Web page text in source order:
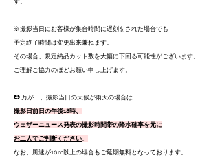
す。
※撮影当日にお客様が集合時間に遅刻をされた場合でも
予定終了時間は変更出来兼ねます。
その場合、規定納品カット数を大幅に下回る可能性がございます。
ご理解ご協力のほどお願い申し上げます。
❹ 万が一、撮影当日の天候が雨天の場合は
撮影日前日の午後18時、
ウェザーニュース発表の撮影時間帯の降水確率を元に
お二人でご判断ください。
なお、風速が10m以上の場合もご延期無料となっております。